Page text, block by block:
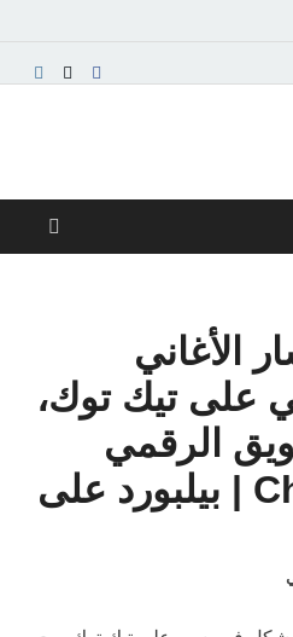
الأغاني
على تيك توك،
الرقمي
Chaotic Good | بيلبورد على